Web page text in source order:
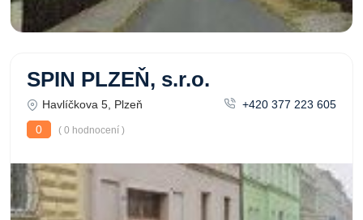
SPIN PLZEŇ, s.r.o.
Havlíčkova 5, Plzeň
+420 377 223 605
0
( 0 hodnocení )